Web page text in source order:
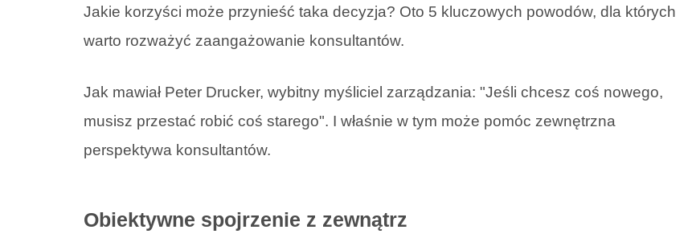
Jakie korzyści może przynieść taka decyzja? Oto 5 kluczowych powodów, dla których
warto rozważyć zaangażowanie konsultantów.
Jak mawiał Peter Drucker, wybitny myśliciel zarządzania: "Jeśli chcesz coś nowego,
musisz przestać robić coś starego". I właśnie w tym może pomóc zewnętrzna
perspektywa konsultantów.
Obiektywne spojrzenie z zewnątrz